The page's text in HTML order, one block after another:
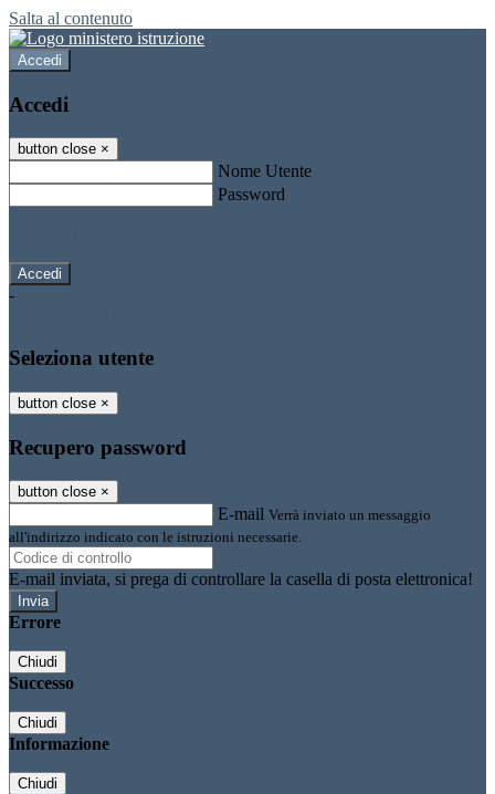
Salta al contenuto
Accedi
Accedi
button close ×
Nome Utente
Password
-
Seleziona utente
button close ×
Recupero password
button close ×
E-mail Verrà inviato un messaggio
all'indirizzo indicato con le istruzioni necessarie.
E-mail inviata, si prega di controllare la casella di posta elettronica!
Errore
Chiudi
Successo
Chiudi
Informazione
Chiudi